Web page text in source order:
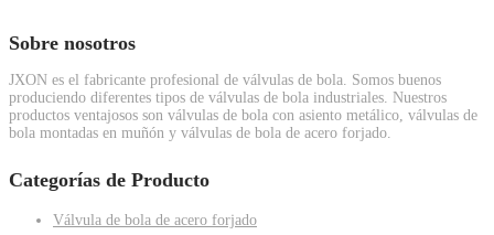
Sobre nosotros
JXON es el fabricante profesional de válvulas de bola. Somos buenos
produciendo diferentes tipos de válvulas de bola industriales. Nuestros
productos ventajosos son válvulas de bola con asiento metálico, válvulas de
bola montadas en muñón y válvulas de bola de acero forjado.
Categorías de Producto
Válvula de bola de acero forjado